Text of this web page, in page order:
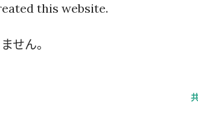
this website.
せん。